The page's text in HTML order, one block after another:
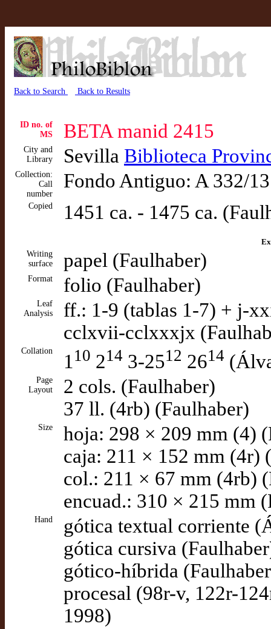
Back to Search Back to Results
ID no. of
MS
BETA manid 2415
City and
Library
Sevilla Biblioteca
Collection:
Call
number
Fondo Antiguo: A 332/
Copied 1451 ca. - 1475 ca.
Writing
surface
papel (Faulhaber)
Format folio (Faulhaber)
Leaf
Analysis
ff.: 1-9 (tablas 1-7) + j-
cclxvii-cclxxxjx
Collation 1 10 214 3-2512 2614
Page
Layout
2 cols. (Faulhaber)
37 ll. (4rb) (Faulhaber)
Size
hoja: 298 × 209 mm (4)
caja: 211 × 152 mm (4r)
col.: 211 × 67 mm (4rb)
encuad.: 310 × 215 mm
Hand
gótica textual corriente
gótica cursiva
gótico-híbrida
procesal (98r-v, 122r-
1998)